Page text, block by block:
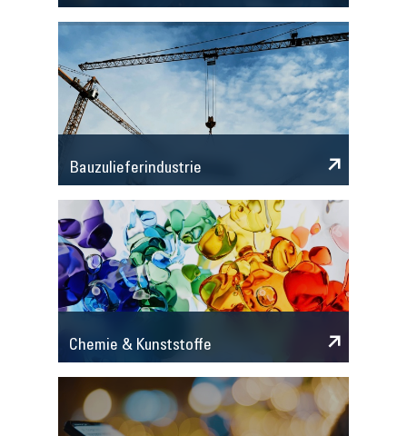
Bauzulieferindustrie
Chemie & Kunststoffe